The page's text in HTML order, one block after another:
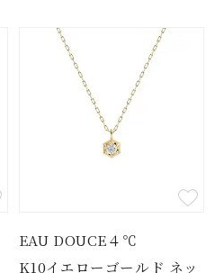
EAU DOUCE４℃
K10イエローゴールド ネッ